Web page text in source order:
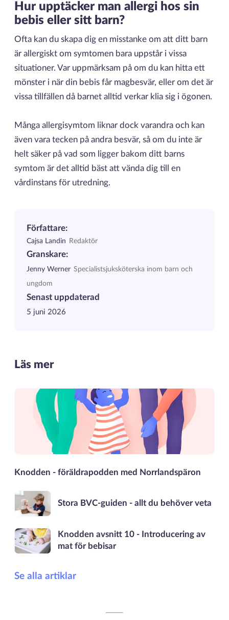
Hur upptäcker man allergi hos sin
bebis eller sitt barn?
Ofta kan du skapa dig en misstanke om att ditt barn
är allergiskt om symtomen bara uppstår i vissa
situationer. Var uppmärksam på om du kan hitta ett
mönster i när din bebis får magbesvär, eller om det är
vissa tillfällen då barnet alltid verkar klia sig i ögonen.
Många allergisymtom liknar dock varandra och kan
även vara tecken på andra besvär, så om du inte är
helt säker på vad som ligger bakom ditt barns
symtom är det alltid bäst att vända dig till en
vårdinstans för utredning.
Författare:
Cajsa Landin Redaktör
Granskare:
Jenny Werner Specialistsjuksköterska inom barn och
ungdom
Senast uppdaterad
5 juni 2026
Läs mer
Knodden - föräldrapodden med Norrlandspäron
Stora BVC-guiden - allt du behöver veta
Knodden avsnitt 10 - Introducering av
mat för bebisar
Se alla artiklar